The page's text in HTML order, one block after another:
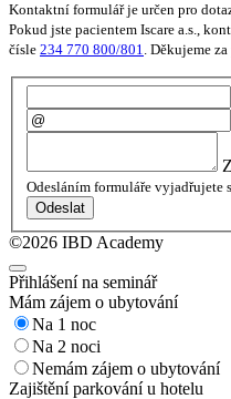
Kontaktní formulář je určen pro
Pokud jste pacientem Iscare a.s.,
čísle 234 770 800/801. Děkujeme
Odesláním formuláře vyjadřujete
Odeslat
©2026 IBD Academy
Přihlášení na seminář
Mám zájem o ubytování
Na 1 noc
Na 2 noci
Nemám zájem o ubytování
Zajištění parkování u hotelu